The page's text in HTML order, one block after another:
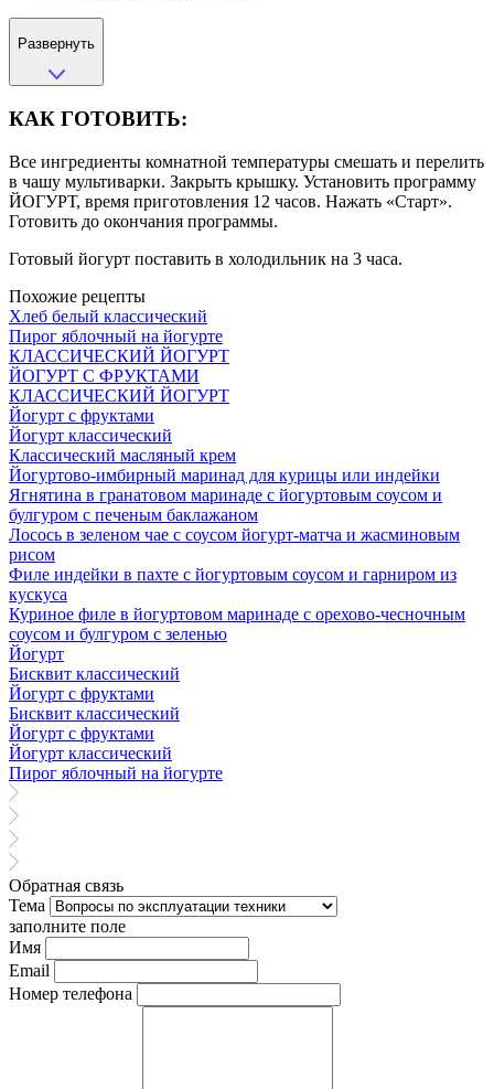
Развернуть
КАК ГОТОВИТЬ:
Все ингредиенты комнатной температуры смешать и перелить
в чашу мультиварки. Закрыть крышку. Установить программу
ЙОГУРТ, время приготовления 12 часов. Нажать «Старт».
Готовить до окончания программы.
Готовый йогурт поставить в холодильник на 3 часа.
Похожие рецепты
Хлеб белый классический
Пирог яблочный на йогурте
КЛАССИЧЕСКИЙ ЙОГУРТ
ЙОГУРТ С ФРУКТАМИ
КЛАССИЧЕСКИЙ ЙОГУРТ
Йогурт с фруктами
Йогурт классический
Классический масляный крем
Йогуртово-имбирный маринад для курицы или индейки
Ягнятина в гранатовом маринаде с йогуртовым соусом и
булгуром с печеным баклажаном
Лосось в зеленом чае с соусом йогурт-матча и жасминовым
рисом
Филе индейки в пахте с йогуртовым соусом и гарниром из
кускуса
Куриное филе в йогуртовом маринаде с орехово-чесночным
соусом и булгуром с зеленью
Йогурт
Бисквит классический
Йогурт с фруктами
Бисквит классический
Йогурт с фруктами
Йогурт классический
Пирог яблочный на йогурте
Обратная связь
Тема
заполните поле
Имя
Email
Номер телефона